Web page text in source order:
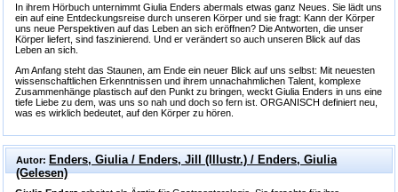
In ihrem Hörbuch unternimmt Giulia Enders abermals etwas ganz Neues. Sie lädt uns
ein auf eine Entdeckungsreise durch unseren Körper und sie fragt: Kann der Körper
uns neue Perspektiven auf das Leben an sich eröffnen? Die Antworten, die unser
Körper liefert, sind faszinierend. Und er verändert so auch unseren Blick auf das
Leben an sich.
Am Anfang steht das Staunen, am Ende ein neuer Blick auf uns selbst: Mit neuesten
wissenschaftlichen Erkenntnissen und ihrem unnachahmlichen Talent, komplexe
Zusammenhänge plastisch auf den Punkt zu bringen, weckt Giulia Enders in uns eine
tiefe Liebe zu dem, was uns so nah und doch so fern ist. ORGANISCH definiert neu,
was es wirklich bedeutet, auf den Körper zu hören.
Autor: Enders, Giulia / Enders, Jill (Illustr.) / Enders, Giulia
(Gelesen)